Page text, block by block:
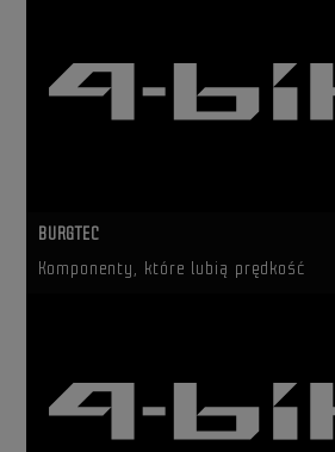
BURGTEC
Komponenty, które lubią prędkość